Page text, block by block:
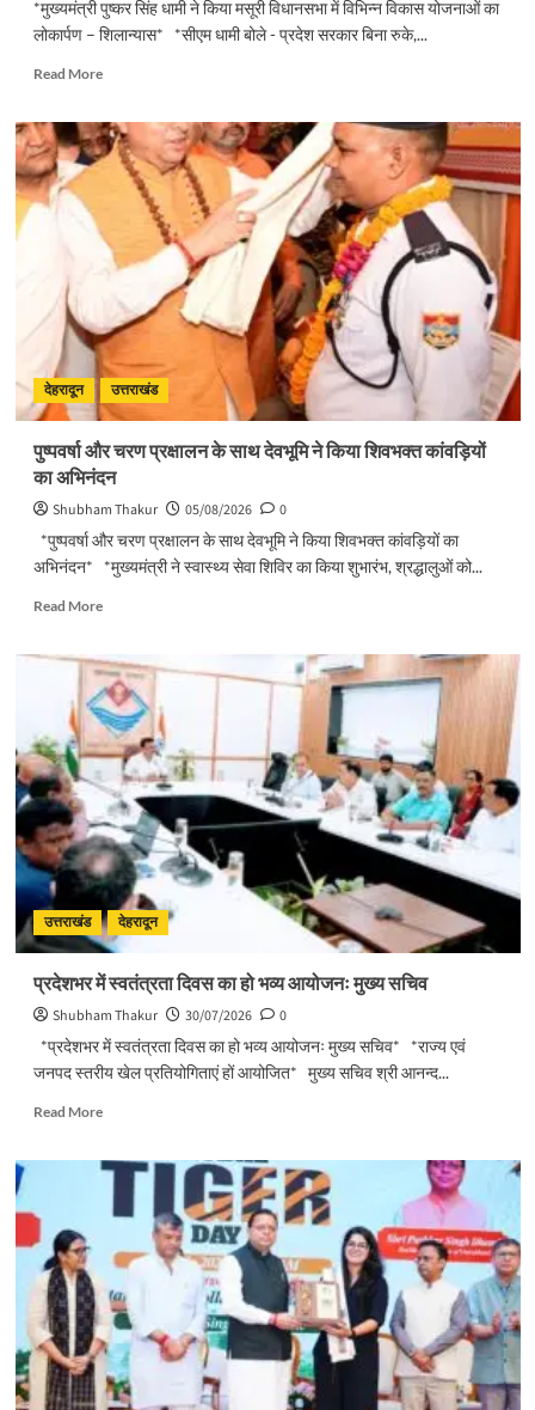
*मुख्यमंत्री पुष्कर सिंह धामी ने किया मसूरी विधानसभा में विभिन्न विकास योजनाओं का
लोकार्पण – शिलान्यास* *सीएम धामी बोले - प्रदेश सरकार बिना रुके,...
Read MoreRead
मुख्यमंत्री
पुष्कर
ने
किया
मसूरी
विभिन्न
विकास
योजनाओं
का
–
शिलान्यास
देहरादून उत्तराखंड
पुष्पवर्षा और चरण प्रक्षालन के साथ देवभूमि ने किया शिवभक्त कांवड़ियों
का अभिनंदन
Shubham Thakur 05/08/2026
0
*पुष्पवर्षा और चरण प्रक्षालन के साथ देवभूमि ने किया शिवभक्त कांवड़ियों का
अभिनंदन* *मुख्यमंत्री ने स्वास्थ्य सेवा शिविर का किया शुभारंभ, श्रद्धालुओं को...
Read MoreRead
पुष्पवर्षा
और
चरण
प्रक्षालन
के
साथ
देवभूमि
ने
किया
शिवभक्त
कांवड़ियों
का
अभिनंदन
उत्तराखंड देहरादून
प्रदेशभर में स्वतंत्रता दिवस का हो भव्य आयोजनः मुख्य सचिव
Shubham Thakur 30/07/2026
0
*प्रदेशभर में स्वतंत्रता दिवस का हो भव्य आयोजनः मुख्य सचिव* *राज्य एवं
जनपद स्तरीय खेल प्रतियोगिताएं हों आयोजित* मुख्य सचिव श्री आनन्द...
Read MoreRead
प्रदेशभर
स्वतंत्रता
का
हो
भव्य
आयोजनः
मुख्य
सचिव